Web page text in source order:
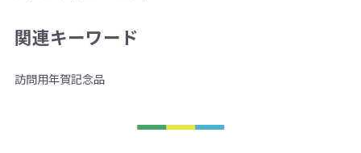
関連キーワード
訪問用年賀記念品